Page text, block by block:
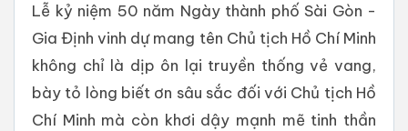
Lễ kỷ niệm 50 năm Ngày thành phố Sài Gòn -
Gia Định vinh dự mang tên Chủ tịch Hồ Chí Minh
không chỉ là dịp ôn lại truyền thống vẻ vang,
bày tỏ lòng biết ơn sâu sắc đối với Chủ tịch Hồ
Chí Minh mà còn khơi dậy mạnh mẽ tinh thần